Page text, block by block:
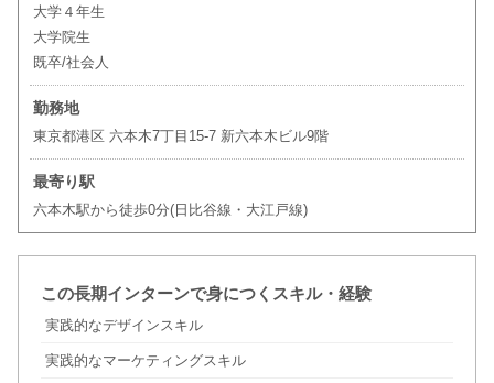
大学４年生
大学院生
既卒/社会人
勤務地
東京都港区 六本木7丁目15-7 新六本木ビル9階
最寄り駅
六本木駅から徒歩0分(日比谷線・大江戸線)
この長期インターンで身につくスキル・経験
実践的なデザインスキル
実践的なマーケティングスキル